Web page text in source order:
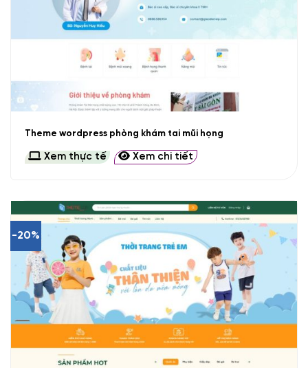
Theme wordpress phòng khám tai mũi họng
Xem thực tế Xem chi tiết
-20%